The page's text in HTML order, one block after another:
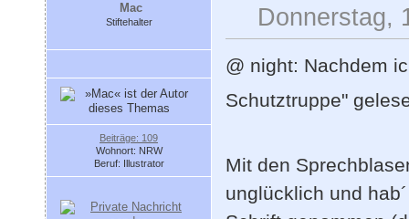
Mac
Stiftehalter
Beiträge: 109
Wohnort: NRW
Beruf: Illustrator
Donnerstag,
@ night: Nachdem
Schutztruppe"
Mit den
unglücklich und